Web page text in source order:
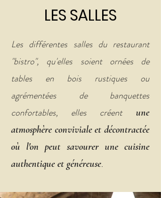
LES SALLES
Les différentes salles du restaurant
"bistro", qu'elles soient ornées de
tables en bois rustiques ou
agrémentées de banquettes
confortables, elles créentune
atmosphère conviviale et décontractée
où l'on peut savourer une cuisine
authentique et généreuse.